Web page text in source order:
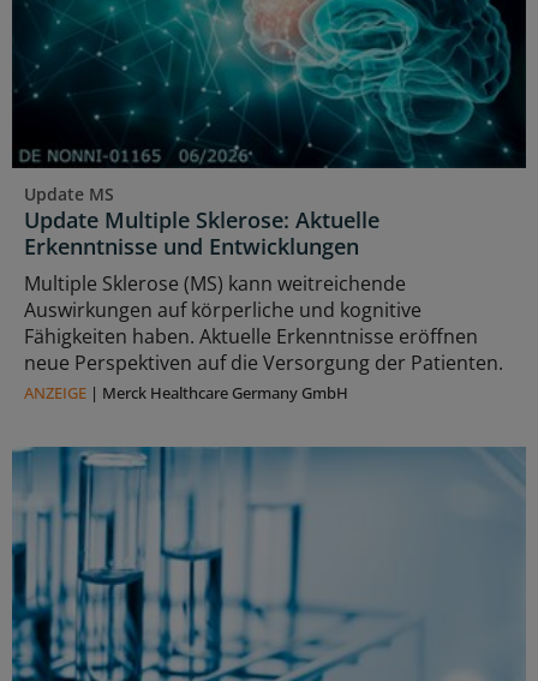
Update MS
Update Multiple Sklerose: Aktuelle
Erkenntnisse und Entwicklungen
Multiple Sklerose (MS) kann weitreichende
Auswirkungen auf körperliche und kognitive
Fähigkeiten haben. Aktuelle Erkenntnisse eröffnen
neue Perspektiven auf die Versorgung der Patienten.
ANZEIGE | Merck Healthcare Germany GmbH